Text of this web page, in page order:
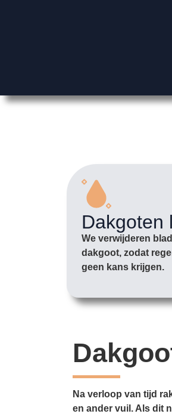
Dakgoten
We verwijderen
dakgoot, zodat
geen kans krijgen.
Na verloop van tijd
en ander vuil. Als dit